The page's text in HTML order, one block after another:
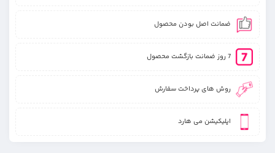
ضمانت اصل بودن محصول
7 روز ضمانت بازگشت محصول
روش های پرداخت سفارش
اپلیکیشن می هارد